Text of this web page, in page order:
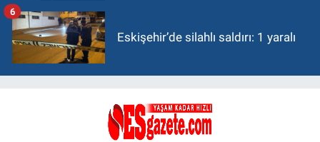
Eskişehir’de silahlı saldırı: 1 yaralı
6